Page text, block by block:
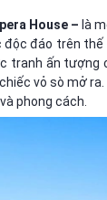
House – là
đáo trên thế
tranh ấn tượng
vỏ sò mở
phong cách.